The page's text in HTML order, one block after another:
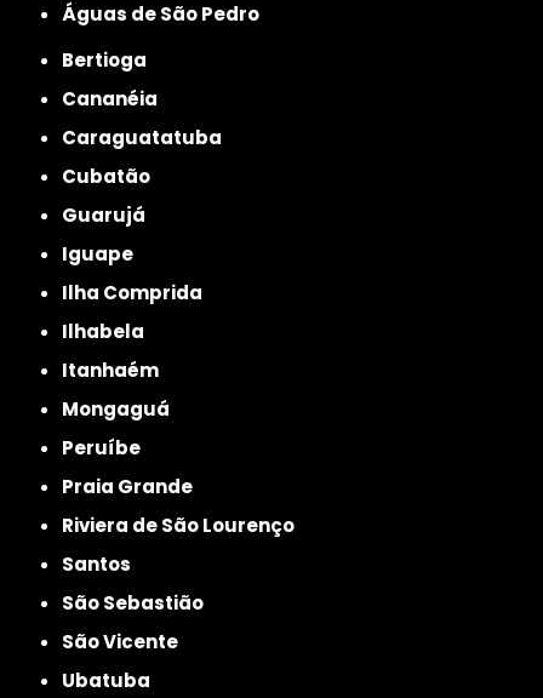
Águas de São Pedro
Bertioga
Cananéia
Caraguatatuba
Cubatão
Guarujá
Iguape
Ilha Comprida
Ilhabela
Itanhaém
Mongaguá
Peruíbe
Praia Grande
Riviera de São Lourenço
Santos
São Sebastião
São Vicente
Ubatuba